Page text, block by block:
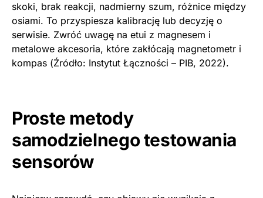
skoki, brak reakcji, nadmierny szum, różnice między
osiami. To przyspiesza kalibrację lub decyzję o
serwisie. Zwróć uwagę na etui z magnesem i
metalowe akcesoria, które zakłócają magnetometr i
kompas (Źródło: Instytut Łączności – PIB, 2022).
Proste metody
samodzielnego testowania
sensorów